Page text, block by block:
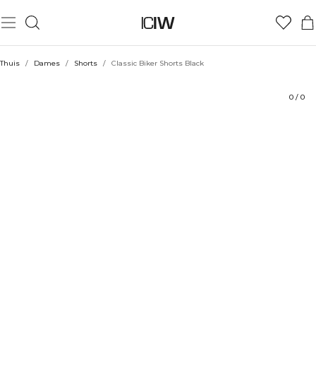
Thuis / Dames / Shorts / Classic Biker Shorts Black
0 / 0